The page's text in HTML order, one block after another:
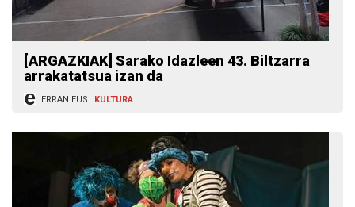
[ARGAZKIAK] Sarako Idazleen 43. Biltzarra
arrakatatsua izan da
ERRAN.EUS KULTURA